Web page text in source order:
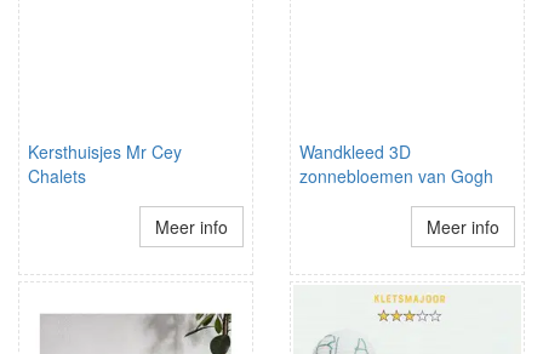
Kersthuisjes Mr Cey
Chalets
Meer info
Wandkleed 3D
zonnebloemen van Gogh
Meer info